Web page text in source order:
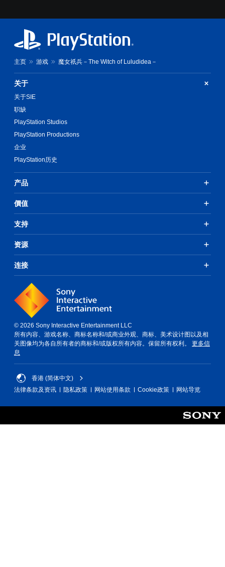
主页 游戏 魔女祇兵－The Witch of Luludidea－
关于
关于SIE
职缺
PlayStation Studios
PlayStation Productions
企业
PlayStation历史
产品
價值
支持
资源
连接
© 2026 Sony Interactive Entertainment LLC
所有内容、游戏名称、商标名称和/或商业外观、商标、美术设计图以及相
关图像均为各自所有者的商标和/或版权所有内容。保留所有权利。 更多信
息
香港 (简体中文)
法律条款及资讯
隐私政策 网站使用条款 Cookie政策 网站导览